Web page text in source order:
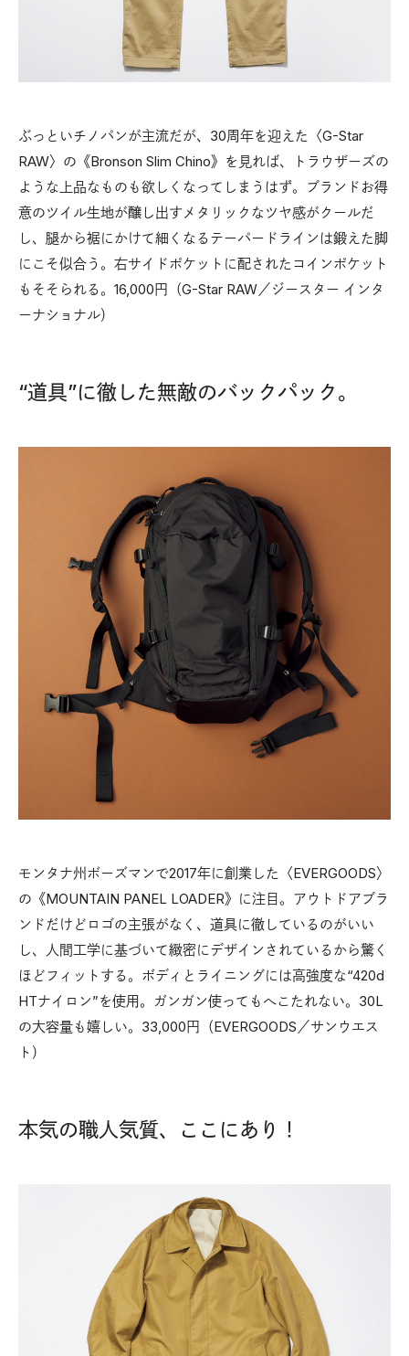
ぶっといチノパンが主流だが、30周年を迎えた〈G-Star
RAW〉の《Bronson Slim Chino》を見れば、トラウザーズの
ような上品なものも欲しくなってしまうはず。ブランドお得
意のツイル生地が醸し出すメタリックなツヤ感がクールだ
し、腿から裾にかけて細くなるテーパードラインは鍛えた脚
にこそ似合う。右サイドポケットに配されたコインポケット
もそそられる。16,000円（G-Star RAW／ジースター インタ
ーナショナル）
“道具”に徹した無敵のバックパック。
モンタナ州ボーズマンで2017年に創業した〈EVERGOODS〉
の《MOUNTAIN PANEL LOADER》に注目。アウトドアブラ
ンドだけどロゴの主張がなく、道具に徹しているのがいい
し、人間工学に基づいて緻密にデザインされているから驚く
ほどフィットする。ボディとライニングには高強度な“420d
HTナイロン”を使用。ガンガン使ってもへこたれない。30L
の大容量も嬉しい。33,000円（EVERGOODS／サンウエス
ト）
本気の職人気質、ここにあり！